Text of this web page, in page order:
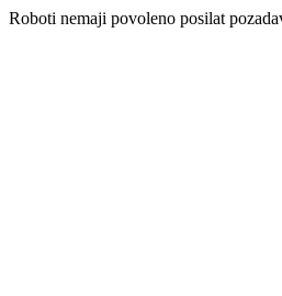
Roboti nemaji povoleno posilat